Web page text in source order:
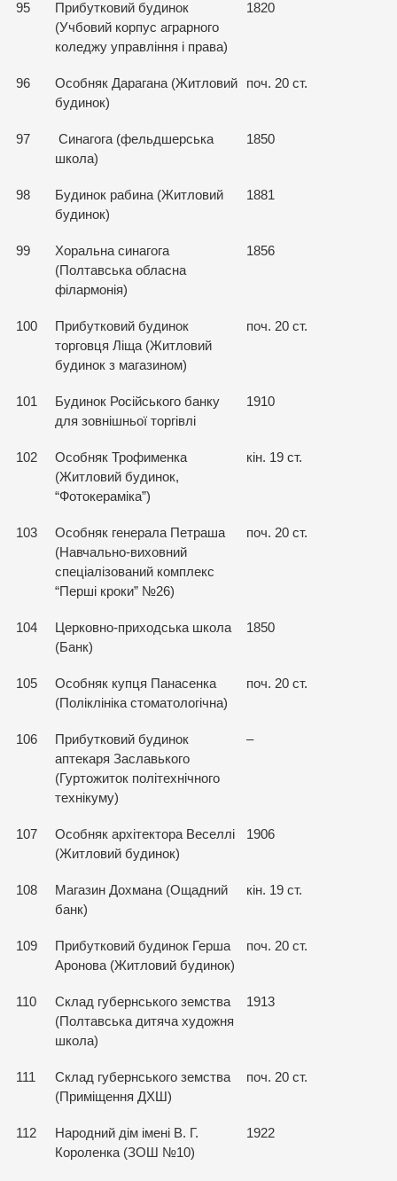
95
Прибутковий будинок
(Учбовий корпус аграрного
коледжу управління і права)
1820
96
Особняк Дарагана (Житловий
будинок)
поч. 20 ст.
97
Синагога (фельдшерська
школа)
1850
98
Будинок рабина (Житловий
будинок)
1881
99
Хоральна синагога
(Полтавська обласна
філармонія)
1856
100
Прибутковий будинок
торговця Ліща (Житловий
будинок з магазином)
поч. 20 ст.
101
Будинок Російського банку
для зовнішньої торгівлі
1910
102
Особняк Трофименка
(Житловий будинок,
“Фотокераміка”)
кін. 19 ст.
103
Особняк генерала Петраша
(Навчально-виховний
спеціалізований комплекс
“Перші кроки” №26)
поч. 20 ст.
104
Церковно-приходська школа
(Банк)
1850
105
Особняк купця Панасенка
(Поліклініка стоматологічна)
поч. 20 ст.
106
Прибутковий будинок
аптекаря Заславького
(Гуртожиток політехнічного
технікуму)
–
107
Особняк архітектора Веселлі
(Житловий будинок)
1906
108
Магазин Дохмана (Ощадний
банк)
кін. 19 ст.
109
Прибутковий будинок Герша
Аронова (Житловий будинок)
поч. 20 ст.
110
Склад губернського земства
(Полтавська дитяча художня
школа)
1913
111
Склад губернського земства
(Приміщення ДХШ)
поч. 20 ст.
112
Народний дім імені В. Г.
Короленка (ЗОШ №10)
1922